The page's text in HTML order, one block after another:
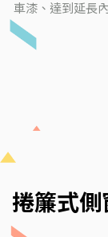
車漆、達到延長
捲簾式側